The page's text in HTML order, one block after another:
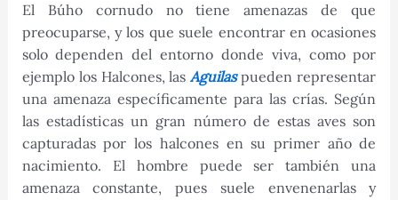
El Búho cornudo no tiene amenazas de que
preocuparse, y los que suele encontrar en ocasiones
solo dependen del entorno donde viva, como por
ejemplo los Halcones, lasAguilaspueden representar
una amenaza específicamente para las crías. Según
las estadísticas un gran número de estas aves son
capturadas por los halcones en su primer año de
nacimiento. El hombre puede ser también una
amenaza constante, pues suele envenenarlas y